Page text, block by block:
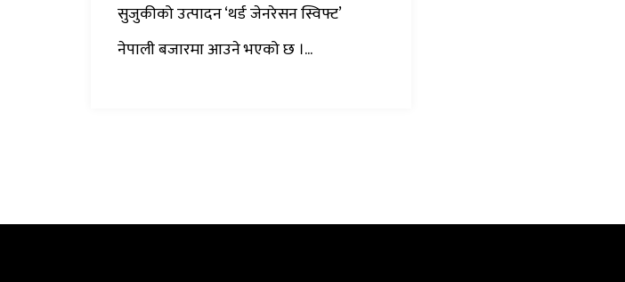
सुजुकीको उत्पादन ‘थर्ड जेनरेसन स्विफ्ट’
नेपाली बजारमा आउने भएको छ ।...